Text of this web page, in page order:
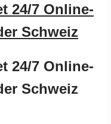
24/7 Online-
Schweiz
24/7 Online-
Schweiz